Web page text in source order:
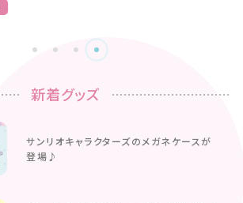
新着グッズ
サンリオキャラクターズのメガネケースが
登場♪